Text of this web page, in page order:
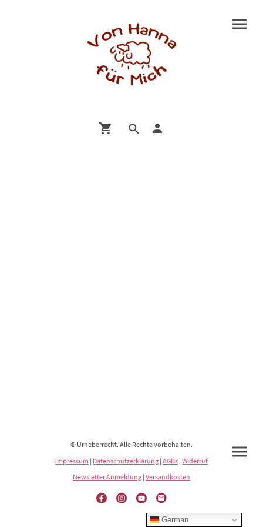
© Urheberrecht. Alle Rechte vorbehalten.
Impressum | Datenschutzerklärung | AGBs | Widerruf
Newsletter Anmeldung | Versandkosten
German